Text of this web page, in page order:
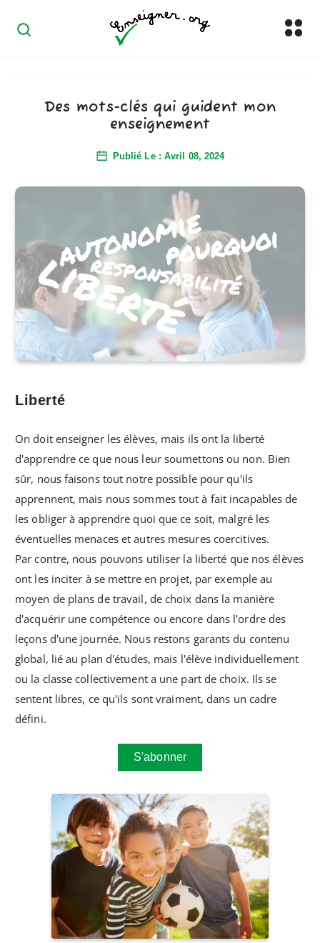
Des mots-clés qui guident mon
enseignement
Publié Le : Avril 08, 2024
Liberté
On doit enseigner les élèves, mais ils ont la liberté
d'apprendre ce que nous leur soumettons ou non. Bien
sûr, nous faisons tout notre possible pour qu'ils
apprennent, mais nous sommes tout à fait incapables de
les obliger à apprendre quoi que ce soit, malgré les
éventuelles menaces et autres mesures coercitives.
Par contre, nous pouvons utiliser la liberté que nos élèves
ont les inciter à se mettre en projet, par exemple au
moyen de plans de travail, de choix dans la manière
d'acquérir une compétence ou encore dans l'ordre des
leçons d'une journée. Nous restons garants du contenu
global, lié au plan d'études, mais l'élève individuellement
ou la classe collectivement a une part de choix. Ils se
sentent libres, ce qu'ils sont vraiment, dans un cadre
défini.
S'abonner